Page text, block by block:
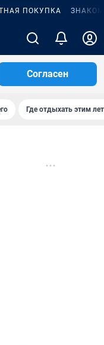
ПОКУПКА
Согласен
Где отдыхать этим